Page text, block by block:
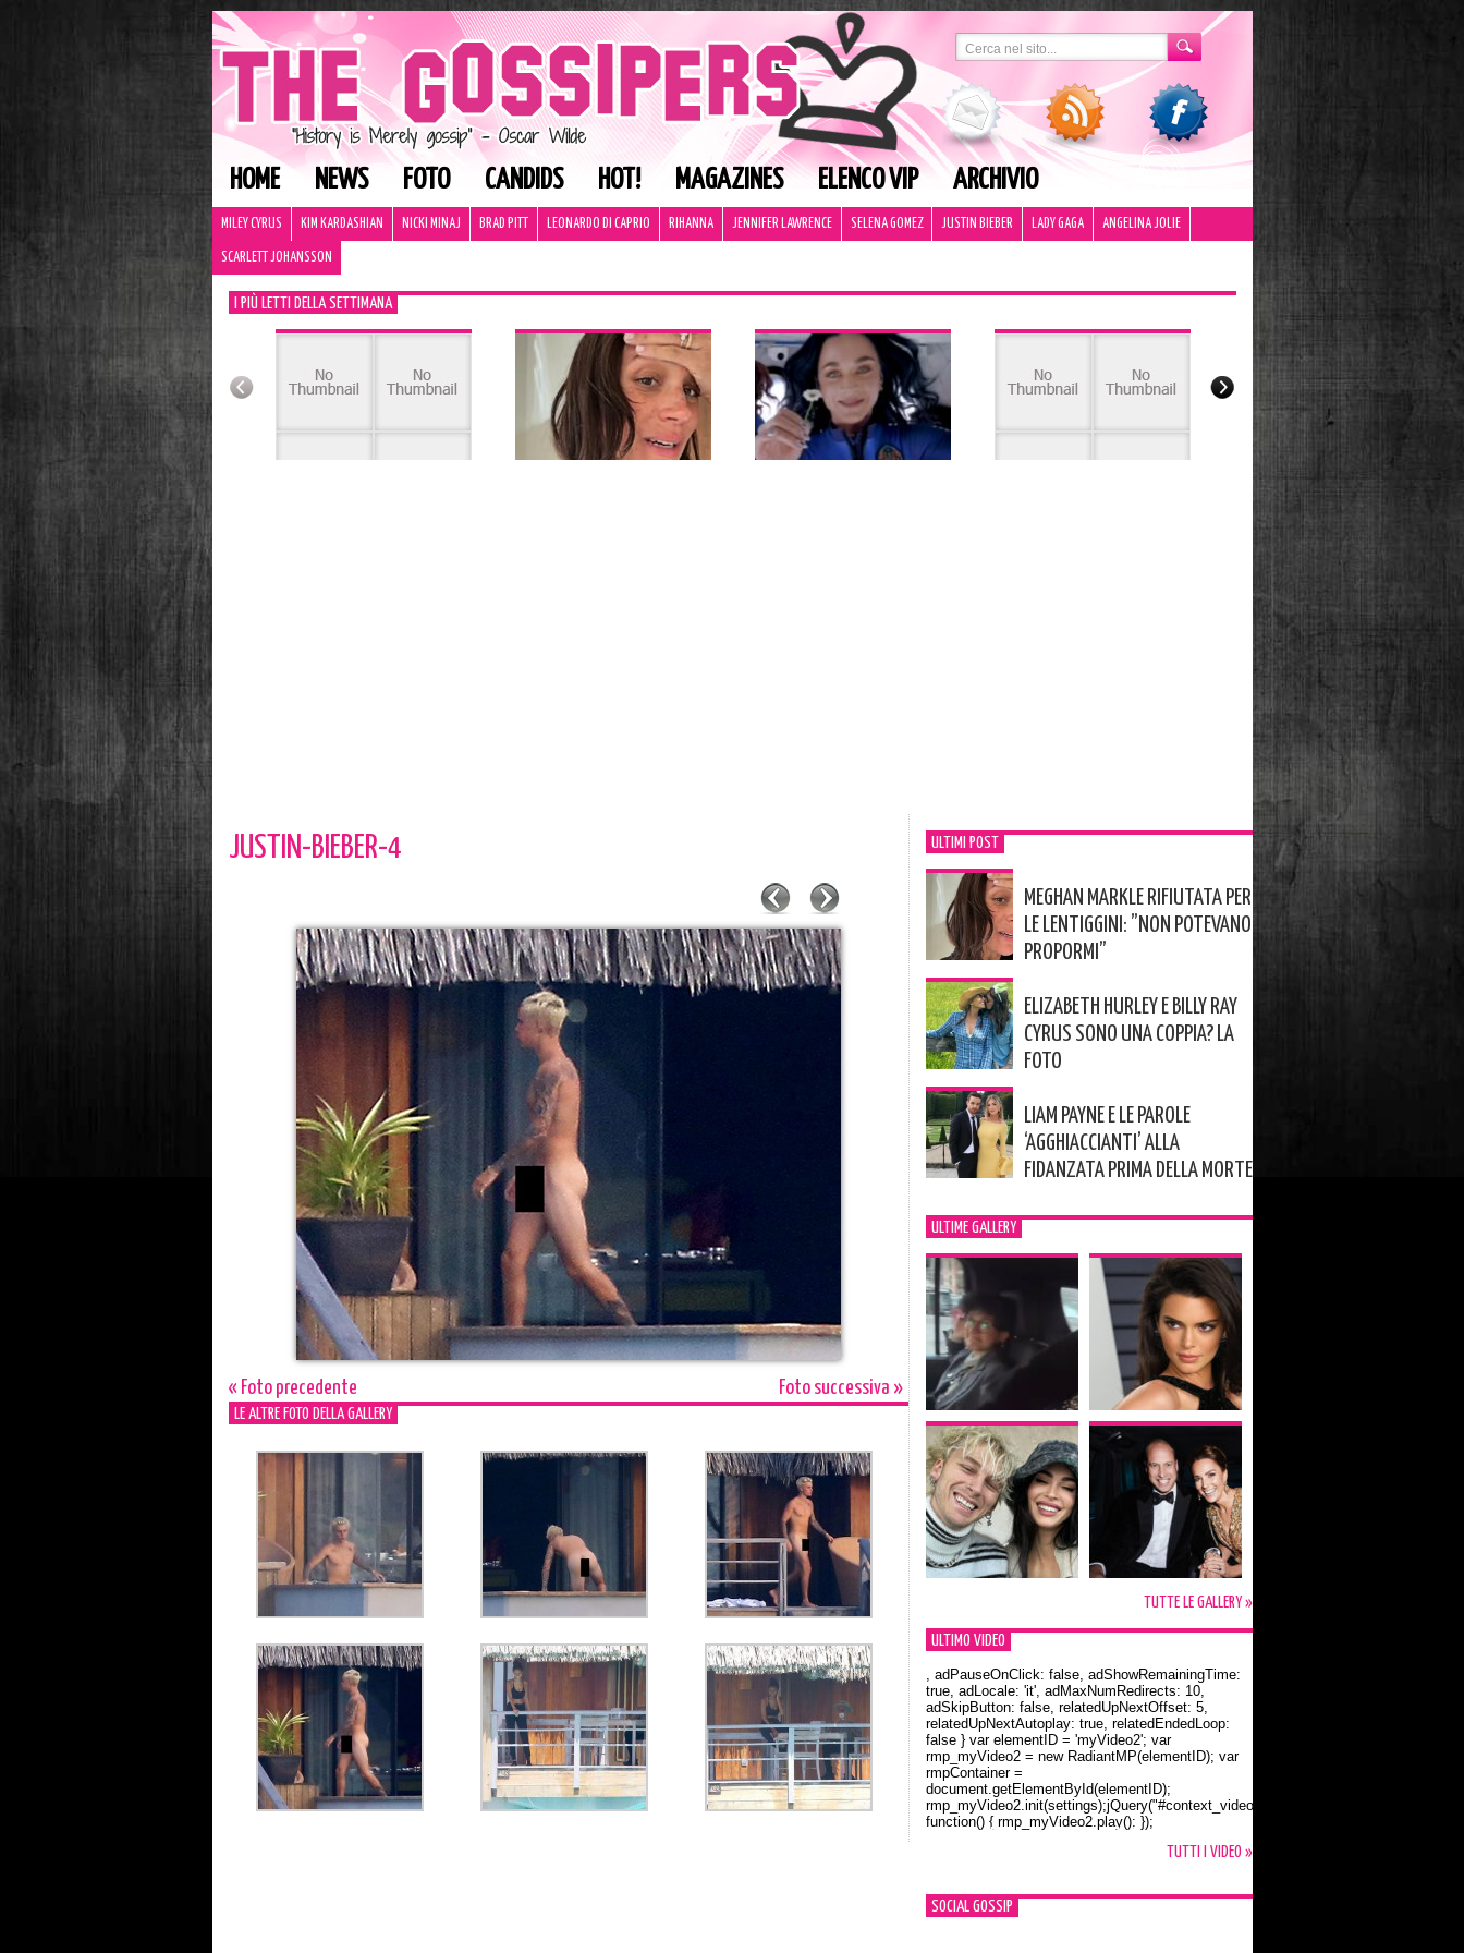
HOME NEWS FOTO CANDIDS HOT! MAGAZINES ELENCO VIP ARCHIVIO
MILEY CYRUS KIM KARDASHIAN NICKI MINAJ BRAD PITT LEONARDO DI CAPRIO RIHANNA JENNIFER LAWRENCE SELENA GOMEZ JUSTIN BIEBER LADY GAGA ANGELINA JOLIE
SCARLETT JOHANSSON
I PIÙ LETTI DELLA SETTIMANA
JUSTIN-BIEBER-4
« Foto precedente Foto successiva »
LE ALTRE FOTO DELLA GALLERY
ULTIMI POST
MEGHAN MARKLE RIFIUTATA PER
LE LENTIGGINI: ”NON POTEVANO
PROPORMI”
ELIZABETH HURLEY E BILLY RAY
CYRUS SONO UNA COPPIA? LA
FOTO
LIAM PAYNE E LE PAROLE
‘AGGHIACCIANTI’ ALLA
FIDANZATA PRIMA DELLA MORTE
ULTIME GALLERY
TUTTE LE GALLERY »
ULTIMO VIDEO
Orlando Bloom e la t-shirt dedicata a Flynn
, adPauseOnClick: false, adShowRemainingTime:
true, adLocale: 'it', adMaxNumRedirects: 10,
adSkipButton: false, relatedUpNextOffset: 5,
relatedUpNextAutoplay: true, relatedEndedLoop:
false } var elementID = 'myVideo2'; var
rmp_myVideo2 = new RadiantMP(elementID); var
rmpContainer =
document.getElementById(elementID);
rmp_myVideo2.init(settings);jQuery("#context_video2").one("mouseover",
function() { rmp_myVideo2.play(); });
TUTTI I VIDEO »
SOCIAL GOSSIP